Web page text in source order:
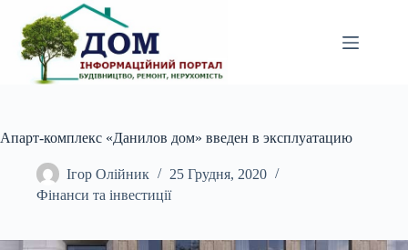
вмісту
Апарт-комплекс «Данилов дом» введен в эксплуатацию
Ігор Олійник
25 Грудня, 2020
Фінанси та інвестиції